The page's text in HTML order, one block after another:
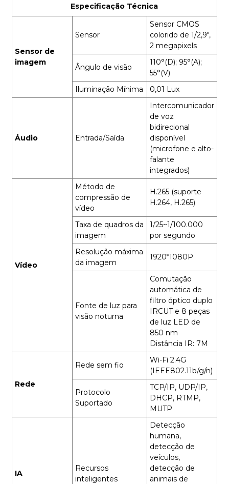
Especificação Técnica
Sensor de
imagem
Sensor
Sensor CMOS
colorido de 1/2,9",
2 megapixels
Ângulo de visão
110°(D); 95°(A);
55°(V)
Iluminação Mínima
0,01 Lux
Áudio Entrada/Saída
Intercomunicador
de voz
bidirecional
disponível
(microfone e alto-
falante
integrados)
Vídeo
Método de
compressão de
vídeo
H.265 (suporte
H.264, H.265)
Taxa de quadros da
imagem
1/25~1/100.000
por segundo
Resolução máxima
da imagem
1920*1080P
Fonte de luz para
visão noturna
Comutação
automática de
filtro óptico duplo
IRCUT e 8 peças
de luz LED de
850 nm
Distância IR: 7M
Rede
Rede sem fio
Wi-Fi 2.4G
(IEEE802.11b/g/n)
Protocolo
Suportado
TCP/IP, UDP/IP,
DHCP, RTMP,
MUTP
IA
Recursos
inteligentes
Detecção
humana,
detecção de
veículos,
detecção de
animais de